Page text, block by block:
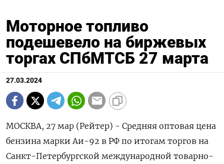
Моторное топливо
подешевело на биржевых
торгах СПбМТСБ 27 марта
27.03.2024
МОСКВА, 27 мар (Рейтер) - Средняя оптовая цена
бензина марки Аи-92 в РФ по итогам торгов на
Санкт-Петербургской международной товарно-